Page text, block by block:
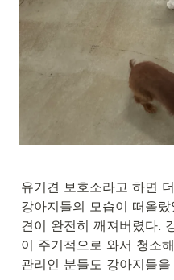
유기견 보호소라고 하면
강아지들의 모습이 떠올
견이 완전히 깨져버렸다.
이 주기적으로 와서 청소
관리인 분들도 강아지들